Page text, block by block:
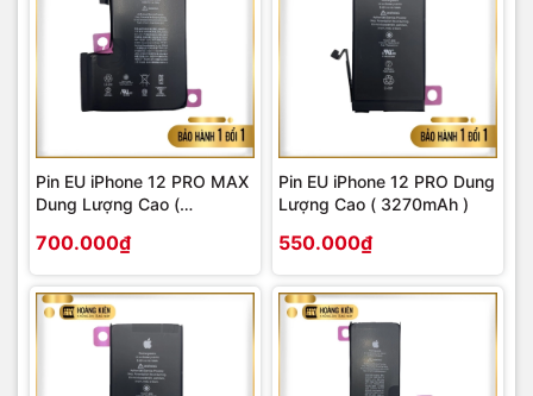
Pin EU iPhone 12 PRO MAX
Dung Lượng Cao (
700.000₫
Pin EU iPhone 12 PRO Dung
Lượng Cao ( 3270mAh )
550.000₫